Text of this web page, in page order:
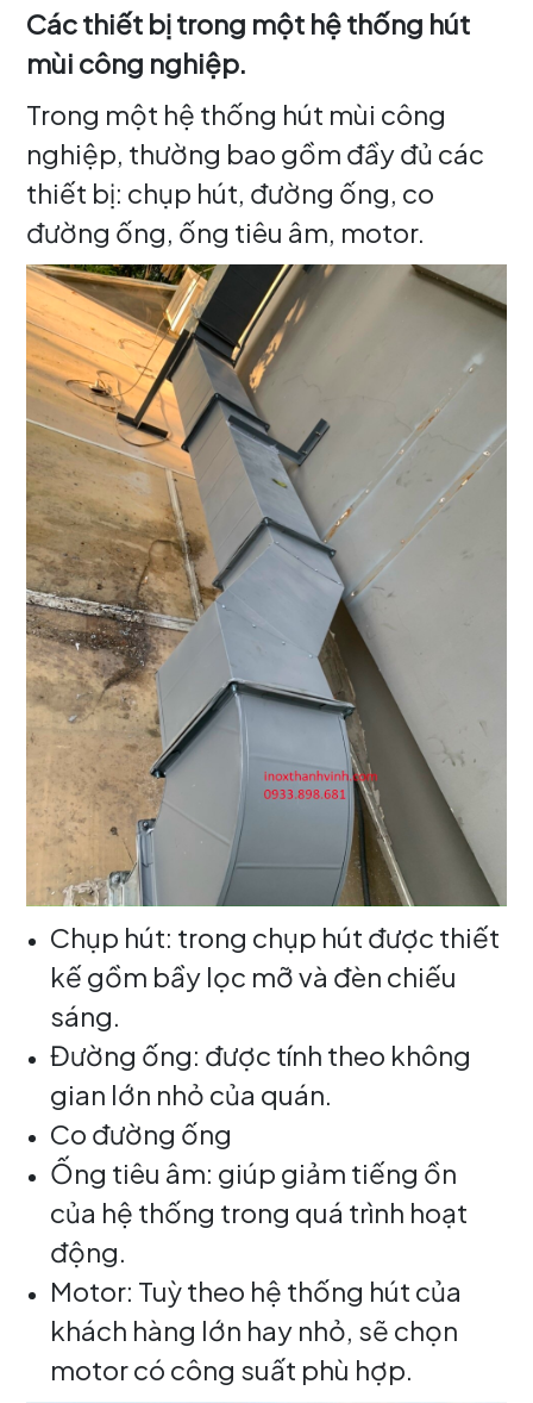
Các thiết bị trong một hệ thống hút
mùi công nghiệp.
Trong một hệ thống hút mùi công
nghiệp, thường bao gồm đầy đủ các
thiết bị: chụp hút, đường ống, co
đường ống, ống tiêu âm, motor.
Chụp hút: trong chụp hút được thiết
kế gồm bầy lọc mỡ và đèn chiếu
sáng.
Đường ống: được tính theo không
gian lớn nhỏ của quán.
Co đường ống
Ống tiêu âm: giúp giảm tiếng ồn
của hệ thống trong quá trình hoạt
động.
Motor: Tuỳ theo hệ thống hút của
khách hàng lớn hay nhỏ, sẽ chọn
motor có công suất phù hợp.